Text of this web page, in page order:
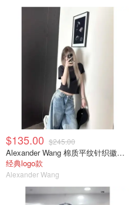
$135.00 $245.00
Alexander Wang 棉质平纹针织徽标T恤
经典logo款
Alexander Wang